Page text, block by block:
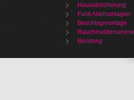
Hausabsicherung
Funk Alarmanlagen
Beschlagmontage
Rauchmelderservcie
Beratung